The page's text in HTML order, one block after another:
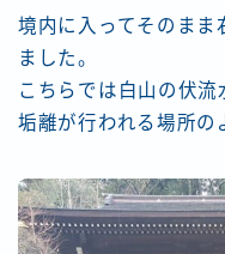
境内に入ってそのまま
ました。
こちらでは白山の伏
垢離が行われる場所の